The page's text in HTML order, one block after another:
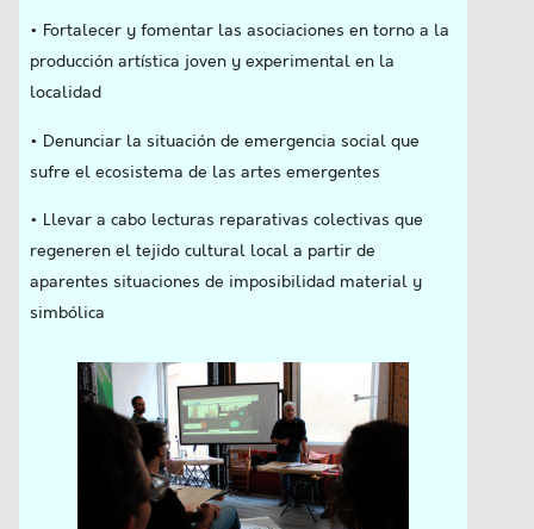
• Fortalecer y fomentar las asociaciones en torno a la
producción artística joven y experimental en la
localidad
• Denunciar la situación de emergencia social que
sufre el ecosistema de las artes emergentes
• Llevar a cabo lecturas reparativas colectivas que
regeneren el tejido cultural local a partir de
aparentes situaciones de imposibilidad material y
simbólica